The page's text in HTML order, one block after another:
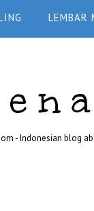
LEMBAR
- Indonesian blog